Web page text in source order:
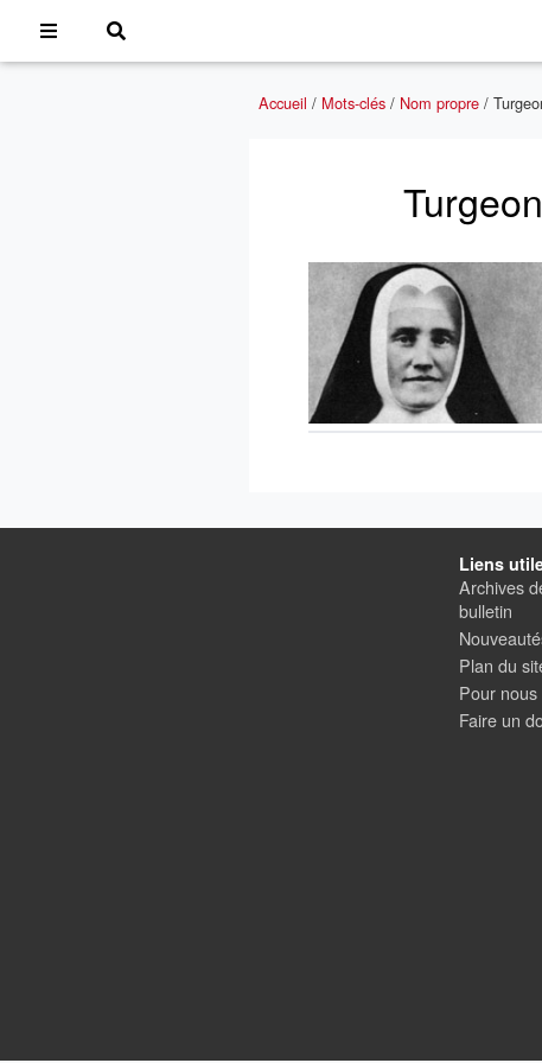
Accueil / Mots-clés / Nom propre /
Liens
Archives
bulletin
Plan du
Pour
Faire un